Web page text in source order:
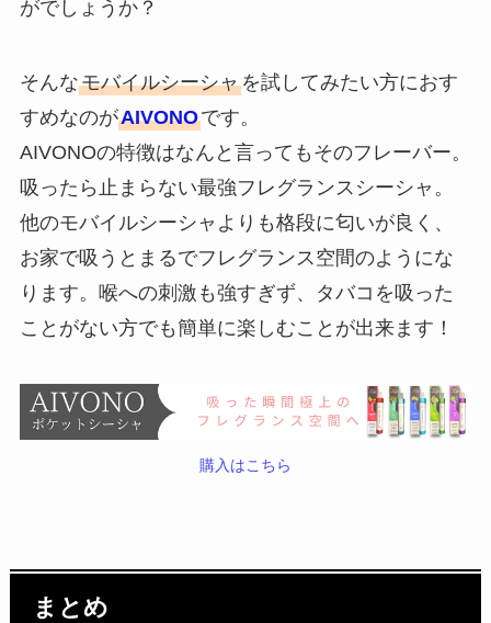
がでしょうか？
そんなモバイルシーシャを試してみたい方におす
すめなのがAIVONOです。
AIVONOの特徴はなんと言ってもそのフレーバー。
吸ったら止まらない最強フレグランスシーシャ。
他のモバイルシーシャよりも格段に匂いが良く、
お家で吸うとまるでフレグランス空間のようにな
ります。喉への刺激も強すぎず、タバコを吸った
ことがない方でも簡単に楽しむことが出来ます！
購入はこちら
まとめ